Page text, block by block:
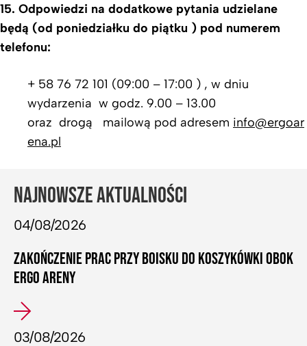
15. Odpowiedzi na dodatkowe pytania udzielane
będą (od poniedziałku do piątku ) pod numerem
telefonu:
+ 58 76 72 101 (09:00 – 17:00 ) , w dniu
wydarzenia w godz. 9.00 – 13.00
oraz drogą mailową pod adresem info@ergoar
ena.pl
NAJNOWSZE AKTUALNOŚCI
04/08/2026
ZAKOŃCZENIE PRAC PRZY BOISKU DO KOSZYKÓWKI OBOK
ERGO ARENY
03/08/2026